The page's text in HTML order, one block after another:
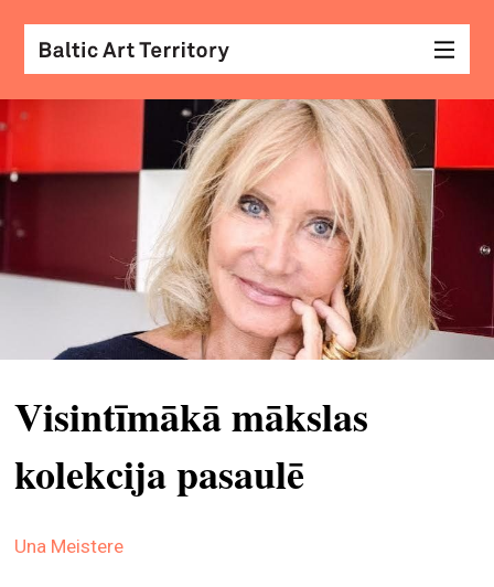
Visintīmākā mākslas
kolekcija pasaulē
Una Meistere